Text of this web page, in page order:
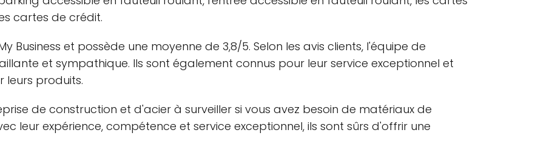
cartes de crédit.
Business et possède une moyenne de 3,8/5. Selon les avis clients, l'équipe de
et sympathique. Ils sont également connus pour leur service exceptionnel et
leurs produits.
de construction et d'acier à surveiller si vous avez besoin de matériaux de
leur expérience, compétence et service exceptionnel, ils sont sûrs d'offrir une